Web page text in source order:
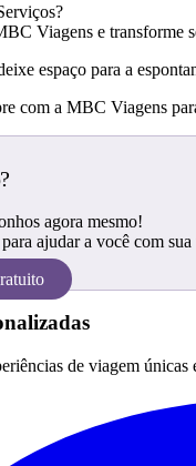
Viagens e transforme
espaço para a
com a MBC Viagens
agora mesmo!
ajudar a você com
de viagem